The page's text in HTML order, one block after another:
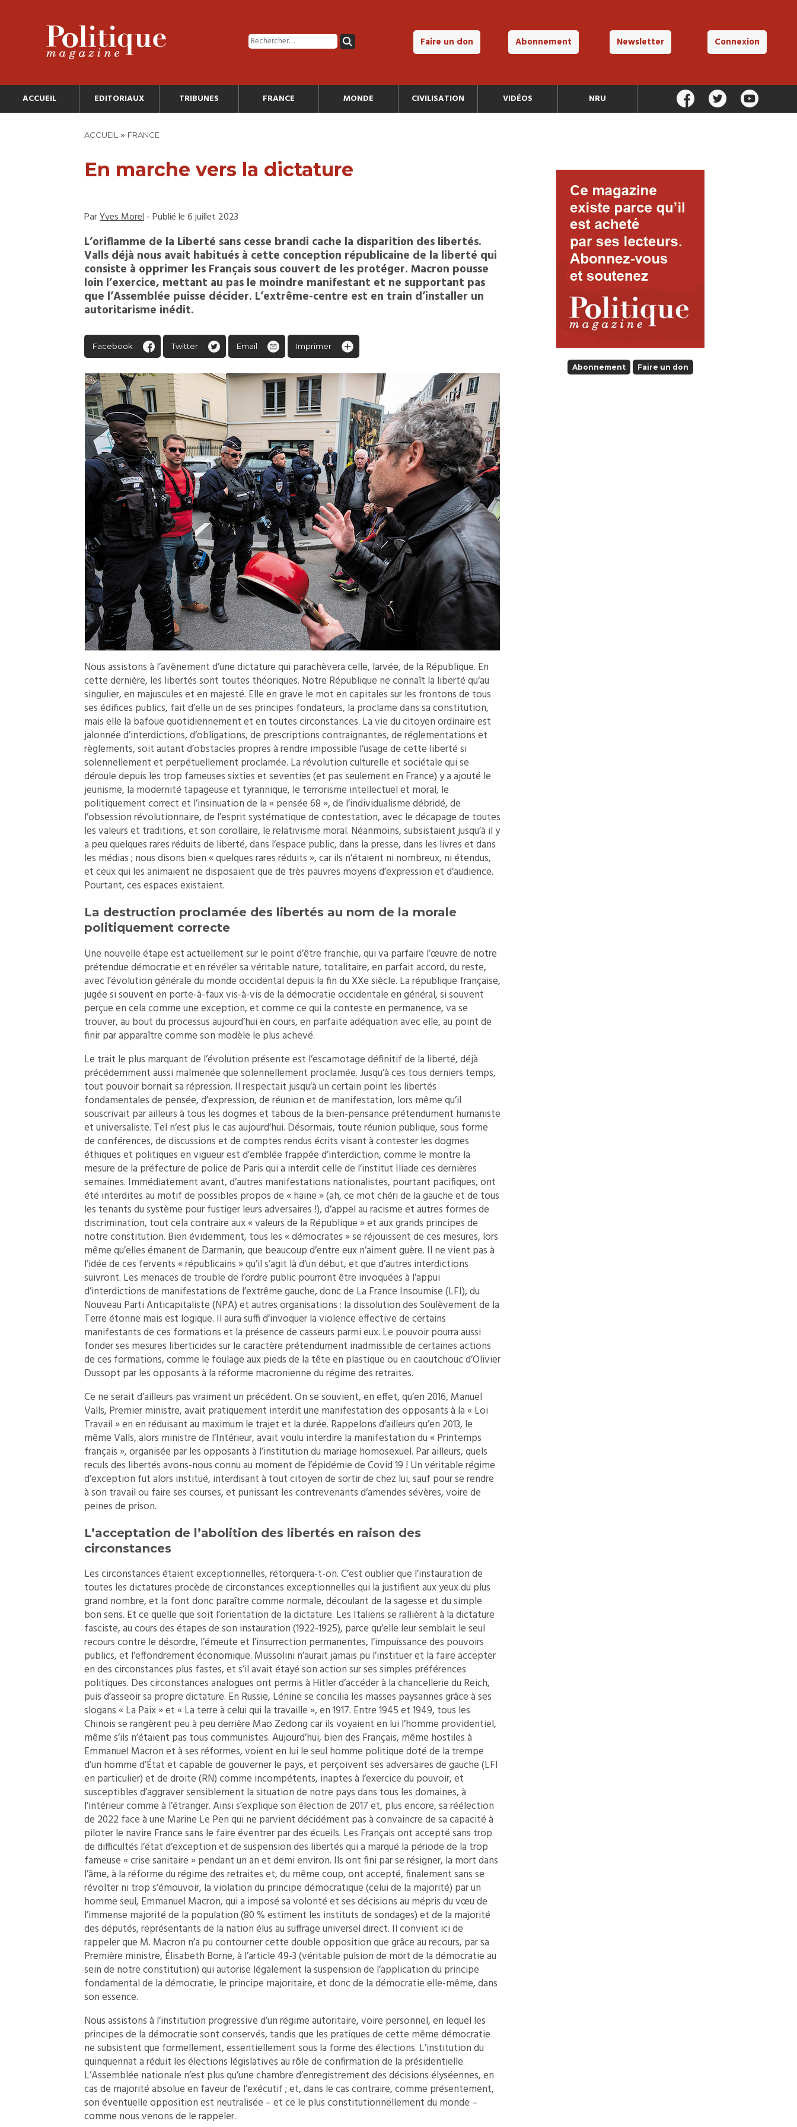
Faire un don Abonnement Newsletter Connexion
ACCUEIL EDITORIAUX TRIBUNES FRANCE MONDE CIVILISATION VIDÉOS NRU
ACCUEIL » FRANCE
En marche vers la dictature
ParYves Morel- Publié le 6 juillet 2023
L’oriflamme de la Liberté sans cesse brandi cache la disparition des libertés.
Valls déjà nous avait habitués à cette conception républicaine de la liberté qui
consiste à opprimer les Français sous couvert de les protéger. Macron pousse
loin l’exercice, mettant au pas le moindre manifestant et ne supportant pas
que l’Assemblée puisse décider. L’extrême-centre est en train d’installer un
autoritarisme inédit.
Facebook Twitter Email Imprimer
Nous assistons à l’avènement d’une dictature qui parachèvera celle, larvée, de la République. En
cette dernière, les libertés sont toutes théoriques. Notre République ne connaît la liberté qu’au
singulier, en majuscules et en majesté. Elle en grave le mot en capitales sur les frontons de tous
ses édifices publics, fait d’elle un de ses principes fondateurs, la proclame dans sa constitution,
mais elle la bafoue quotidiennement et en toutes circonstances. La vie du citoyen ordinaire est
jalonnée d’interdictions, d’obligations, de prescriptions contraignantes, de réglementations et
règlements, soit autant d’obstacles propres à rendre impossible l’usage de cette liberté si
solennellement et perpétuellement proclamée. La révolution culturelle et sociétale qui se
déroule depuis les trop fameuses sixties et seventies (et pas seulement en France) y a ajouté le
jeunisme, la modernité tapageuse et tyrannique, le terrorisme intellectuel et moral, le
politiquement correct et l’insinuation de la « pensée 68 », de l’individualisme débridé, de
l’obsession révolutionnaire, de l’esprit systématique de contestation, avec le décapage de toutes
les valeurs et traditions, et son corollaire, le relativisme moral. Néanmoins, subsistaient jusqu’à il y
a peu quelques rares réduits de liberté, dans l’espace public, dans la presse, dans les livres et dans
les médias ; nous disons bien « quelques rares réduits », car ils n’étaient ni nombreux, ni étendus,
et ceux qui les animaient ne disposaient que de très pauvres moyens d’expression et d’audience.
Pourtant, ces espaces existaient.
La destruction proclamée des libertés au nom de la morale
politiquement correcte
Une nouvelle étape est actuellement sur le point d’être franchie, qui va parfaire l’œuvre de notre
prétendue démocratie et en révéler sa véritable nature, totalitaire, en parfait accord, du reste,
avec l’évolution générale du monde occidental depuis la fin du XXe siècle. La république française,
jugée si souvent en porte-à-faux vis-à-vis de la démocratie occidentale en général, si souvent
perçue en cela comme une exception, et comme ce qui la conteste en permanence, va se
trouver, au bout du processus aujourd’hui en cours, en parfaite adéquation avec elle, au point de
finir par apparaître comme son modèle le plus achevé.
Le trait le plus marquant de l’évolution présente est l’escamotage définitif de la liberté, déjà
précédemment aussi malmenée que solennellement proclamée. Jusqu’à ces tous derniers temps,
tout pouvoir bornait sa répression. Il respectait jusqu’à un certain point les libertés
fondamentales de pensée, d’expression, de réunion et de manifestation, lors même qu’il
souscrivait par ailleurs à tous les dogmes et tabous de la bien-pensance prétendument humaniste
et universaliste. Tel n’est plus le cas aujourd’hui. Désormais, toute réunion publique, sous forme
de conférences, de discussions et de comptes rendus écrits visant à contester les dogmes
éthiques et politiques en vigueur est d’emblée frappée d’interdiction, comme le montre la
mesure de la préfecture de police de Paris qui a interdit celle de l’institut Iliade ces dernières
semaines. Immédiatement avant, d’autres manifestations nationalistes, pourtant pacifiques, ont
été interdites au motif de possibles propos de « haine » (ah, ce mot chéri de la gauche et de tous
les tenants du système pour fustiger leurs adversaires !), d’appel au racisme et autres formes de
discrimination, tout cela contraire aux « valeurs de la République » et aux grands principes de
notre constitution. Bien évidemment, tous les « démocrates » se réjouissent de ces mesures, lors
même qu’elles émanent de Darmanin, que beaucoup d’entre eux n’aiment guère. Il ne vient pas à
l’idée de ces fervents « républicains » qu’il s’agit là d’un début, et que d’autres interdictions
suivront. Les menaces de trouble de l’ordre public pourront être invoquées à l’appui
d’interdictions de manifestations de l’extrême gauche, donc de La France Insoumise (LFI), du
Nouveau Parti Anticapitaliste (NPA) et autres organisations : la dissolution des Soulèvement de la
Terre étonne mais est logique. Il aura suffi d’invoquer la violence effective de certains
manifestants de ces formations et la présence de casseurs parmi eux. Le pouvoir pourra aussi
fonder ses mesures liberticides sur le caractère prétendument inadmissible de certaines actions
de ces formations, comme le foulage aux pieds de la tête en plastique ou en caoutchouc d’Olivier
Dussopt par les opposants à la réforme macronienne du régime des retraites.
Ce ne serait d’ailleurs pas vraiment un précédent. On se souvient, en effet, qu’en 2016, Manuel
Valls, Premier ministre, avait pratiquement interdit une manifestation des opposants à la « Loi
Travail » en en réduisant au maximum le trajet et la durée. Rappelons d’ailleurs qu’en 2013, le
même Valls, alors ministre de l’Intérieur, avait voulu interdire la manifestation du « Printemps
français », organisée par les opposants à l’institution du mariage homosexuel. Par ailleurs, quels
reculs des libertés avons-nous connu au moment de l’épidémie de Covid 19 ! Un véritable régime
d’exception fut alors institué, interdisant à tout citoyen de sortir de chez lui, sauf pour se rendre
à son travail ou faire ses courses, et punissant les contrevenants d’amendes sévères, voire de
peines de prison.
L’acceptation de l’abolition des libertés en raison des
circonstances
Les circonstances étaient exceptionnelles, rétorquera-t-on. C’est oublier que l’instauration de
toutes les dictatures procède de circonstances exceptionnelles qui la justifient aux yeux du plus
grand nombre, et la font donc paraître comme normale, découlant de la sagesse et du simple
bon sens. Et ce quelle que soit l’orientation de la dictature. Les Italiens se rallièrent à la dictature
fasciste, au cours des étapes de son instauration (1922-1925), parce qu’elle leur semblait le seul
recours contre le désordre, l’émeute et l’insurrection permanentes, l’impuissance des pouvoirs
publics, et l’effondrement économique. Mussolini n’aurait jamais pu l’instituer et la faire accepter
en des circonstances plus fastes, et s’il avait étayé son action sur ses simples préférences
politiques. Des circonstances analogues ont permis à Hitler d’accéder à la chancellerie du Reich,
puis d’asseoir sa propre dictature. En Russie, Lénine se concilia les masses paysannes grâce à ses
slogans « La Paix » et « La terre à celui qui la travaille », en 1917. Entre 1945 et 1949, tous les
Chinois se rangèrent peu à peu derrière Mao Zedong car ils voyaient en lui l’homme providentiel,
même s’ils n’étaient pas tous communistes. Aujourd’hui, bien des Français, même hostiles à
Emmanuel Macron et à ses réformes, voient en lui le seul homme politique doté de la trempe
d’un homme d’État et capable de gouverner le pays, et perçoivent ses adversaires de gauche (LFI
en particulier) et de droite (RN) comme incompétents, inaptes à l’exercice du pouvoir, et
susceptibles d’aggraver sensiblement la situation de notre pays dans tous les domaines, à
l’intérieur comme à l’étranger. Ainsi s’explique son élection de 2017 et, plus encore, sa réélection
de 2022 face à une Marine Le Pen qui ne parvient décidément pas à convaincre de sa capacité à
piloter le navire France sans le faire éventrer par des écueils. Les Français ont accepté sans trop
de difficultés l’état d’exception et de suspension des libertés qui a marqué la période de la trop
fameuse « crise sanitaire » pendant un an et demi environ. Ils ont fini par se résigner, la mort dans
l’âme, à la réforme du régime des retraites et, du même coup, ont accepté, finalement sans se
révolter ni trop s’émouvoir, la violation du principe démocratique (celui de la majorité) par un
homme seul, Emmanuel Macron, qui a imposé sa volonté et ses décisions au mépris du vœu de
l’immense majorité de la population (80 % estiment les instituts de sondages) et de la majorité
des députés, représentants de la nation élus au suffrage universel direct. Il convient ici de
rappeler que M. Macron n’a pu contourner cette double opposition que grâce au recours, par sa
Première ministre, Élisabeth Borne, à l’article 49-3 (véritable pulsion de mort de la démocratie au
sein de notre constitution) qui autorise légalement la suspension de l’application du principe
fondamental de la démocratie, le principe majoritaire, et donc de la démocratie elle-même, dans
son essence.
Nous assistons à l’institution progressive d’un régime autoritaire, voire personnel, en lequel les
principes de la démocratie sont conservés, tandis que les pratiques de cette même démocratie
ne subsistent que formellement, essentiellement sous la forme des élections. L’institution du
quinquennat a réduit les élections législatives au rôle de confirmation de la présidentielle.
L’Assemblée nationale n’est plus qu’une chambre d’enregistrement des décisions élyséennes, en
cas de majorité absolue en faveur de l’exécutif ; et, dans le cas contraire, comme présentement,
son éventuelle opposition est neutralisée – et ce le plus constitutionnellement du monde –
comme nous venons de le rappeler.
Abonnement Faire un don